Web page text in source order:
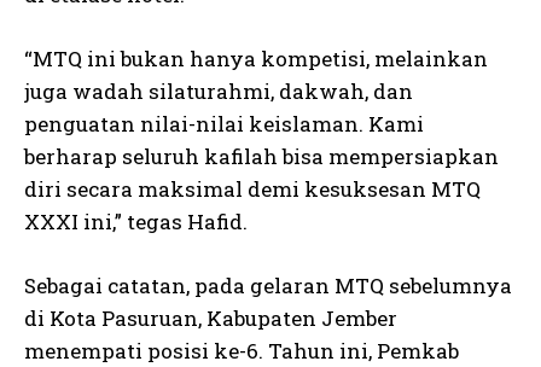
“MTQ ini bukan hanya kompetisi, melainkan
juga wadah silaturahmi, dakwah, dan
penguatan nilai-nilai keislaman. Kami
berharap seluruh kafilah bisa mempersiapkan
diri secara maksimal demi kesuksesan MTQ
XXXI ini,” tegas Hafid.
Sebagai catatan, pada gelaran MTQ sebelumnya
di Kota Pasuruan, Kabupaten Jember
menempati posisi ke-6. Tahun ini, Pemkab